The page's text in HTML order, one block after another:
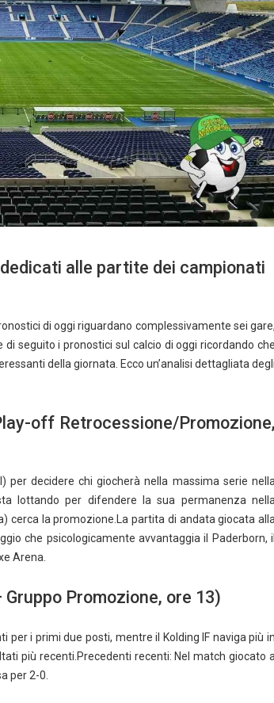
alle partite dei campionati
di oggi riguardano complessivamente sei gare,
seguito i pronostici sul calcio di oggi ricordando che
della giornata. Ecco un’analisi dettagliata degli
off Retrocessione/Promozione,
decidere chi giocherà nella massima serie nella
lottando per difendere la sua permanenza nella
cerca la promozione.La partita di andata giocata alla
che psicologicamente avvantaggia il Paderborn, il
Arena.
Promozione, ore 13)
per i primi due posti, mentre il Kolding IF naviga più in
più recenti.Precedenti recenti: Nel match giocato a
per 2-0.